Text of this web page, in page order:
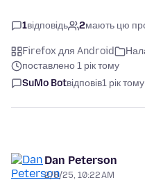
1відповідь 2мають цю
Firefox для Android
поставлено 1 рік тому
SuMo Botвідповів1 рік тому
Dan Peterson
2/8/25, 10:22 AM